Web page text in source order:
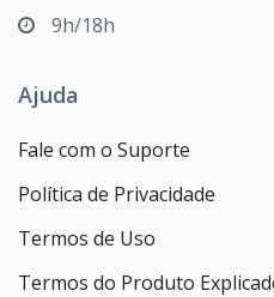
9h/18h
Ajuda
Fale com o Suporte
Política de Privacidade
Termos de Uso
Termos do Produto